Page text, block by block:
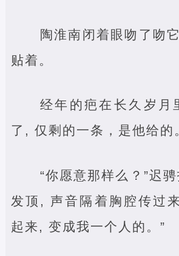
陶淮南闭着眼吻了吻
贴着。
经年的疤在长久岁月
了, 仅剩的一条，是他给的
“你愿意那样么？”迟
发顶, 声音隔着胸腔传过
起来, 变成我一个人的。”